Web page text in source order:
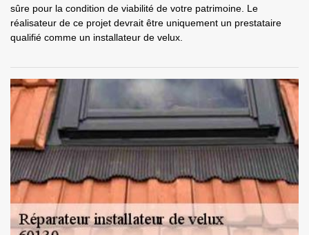
sûre pour la condition de viabilité de votre patrimoine. Le
réalisateur de ce projet devrait être uniquement un prestataire
qualifié comme un installateur de velux.